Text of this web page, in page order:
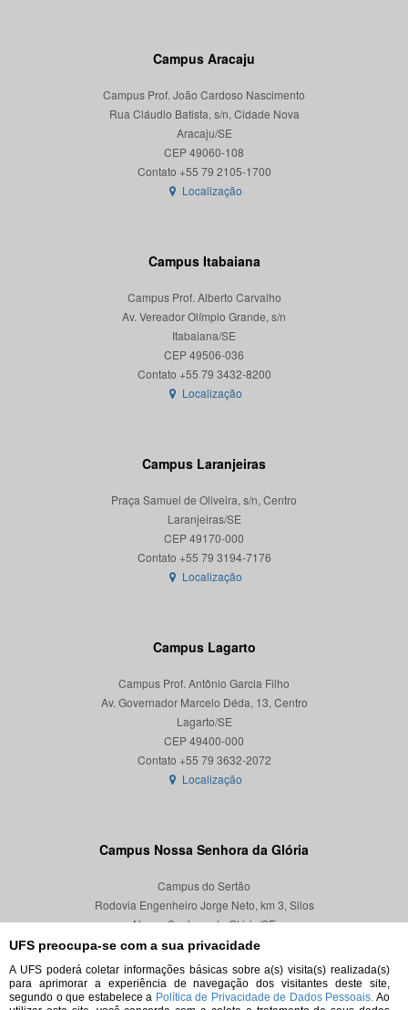
UFS preocupa-se com a sua privacidade
A UFS poderá coletar informações básicas sobre a(s) visita(s) realizada(s)
para aprimorar a experiência de navegação dos visitantes deste site,
segundo o que estabelece a Política de Privacidade de Dados Pessoais. Ao
Campus Aracaju
Campus Prof. João Cardoso Nascimento
Rua Cláudio Batista, s/n, Cidade Nova
Aracaju/SE
CEP 49060-108
Localização
Campus Itabaiana
Campus Prof. Alberto Carvalho
Av. Vereador Olímpio Grande, s/n
Itabaiana/SE
CEP 49506-036
Localização
Campus Laranjeiras
Praça Samuel de Oliveira, s/n, Centro
Laranjeiras/SE
CEP 49170-000
Localização
Campus Lagarto
Campus Prof. Antônio Garcia Filho
Av. Governador Marcelo Déda, 13, Centro
Lagarto/SE
CEP 49400-000
Localização
Campus Nossa Senhora da Glória
Campus do Sertão
Rodovia Engenheiro Jorge Neto, km 3, Silos
Nossa Senhora da Glória/SE
CEP 49680-000
Localização